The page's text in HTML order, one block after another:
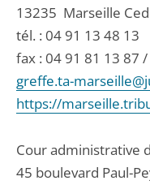
13235 Marseille
tél. : 04 91 13 48 13
fax : 04 91 81 13 87
greffe.ta-
https://
Cour administrative
45 boulevard Paul-